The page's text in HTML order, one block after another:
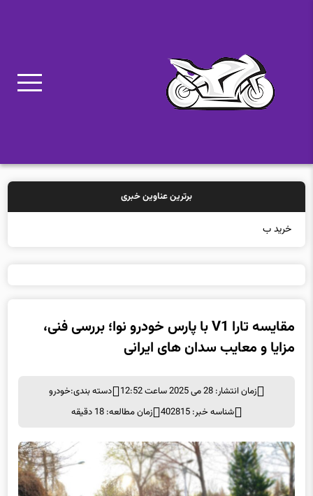
برترین عناوین خبری
خرید بیمه: سنتی یا آنل
مقایسه تارا V1 با پارس خودرو نوا؛ بررسی فنی،
مزایا و معایب سدان های ایرانی
زمان انتشار: 28 می 2025 ساعت 12:52 دسته بندی:خودرو
شناسه خبر: 402815
زمان مطالعه: 18 دقیقه